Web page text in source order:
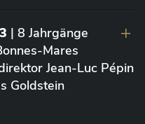
| 8 Jahrgänge
Mares
Jean-Luc Pépin
Goldstein